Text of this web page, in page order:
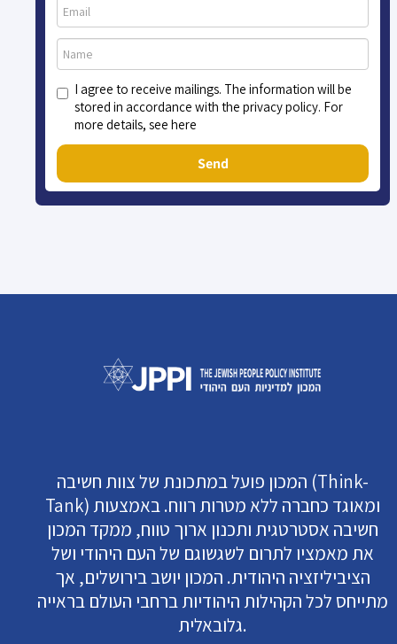
I agree to receive mailings. The information will be
stored in accordance with the privacy policy. For
more details, see here
Send
המכון פועל במתכונת של צוות חשיבה (Think-
Tank) ומאוגד כחברה ללא מטרות רווח. באמצעות
חשיבה אסטרטגית ותכנון ארוך טווח, ממקד המכון
את מאמציו לתרום לשגשוגם של העם היהודי ושל
הציביליזציה היהודית. המכון יושב בירושלים, אך
מתייחס לכל הקהילות היהודיות ברחבי העולם בראייה
גלובאלית.